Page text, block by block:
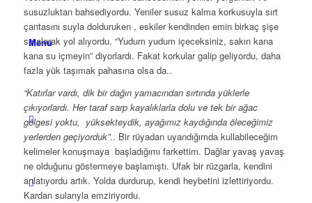
Menu
susuzluktan bahsediyordu. Yeniler susuz kalma korkusuyla sırt
çantasını suyla dolduruken , eskiler kendinden emin birkaç şişe
su alarak yol alıyordu. “Yudum yudum içeceksiniz, sakın kana
kana su içmeyin” diyorlardı. Fakat korkular galip geliyordu, daha
fazla yük taşımak pahasına olsa da..
“Katırlar vardı, dik bir dağın yamacından sırtında yüklerle
çıkıyorlardı. Her taraf sarp kayalıklarla dolu ve tek bir ağac
gölgesi yoktu, yüksekteydik, ayağımız kaydığında öleceğimiz
yerlerden geçiyorduk”.. Bir rüyadan uyandığımda kullabileceğim
kelimeler konuşmaya başladığımı farkettim. Dağlar yavaş yavaş
ne olduğunu göstermeye başlamıştı. Ufak bir rüzgarla, kendini
anlatıyordu artık. Yolda durdurup, kendi heybetini izlettiriyordu.
Kardan sularıyla emziriyordu.